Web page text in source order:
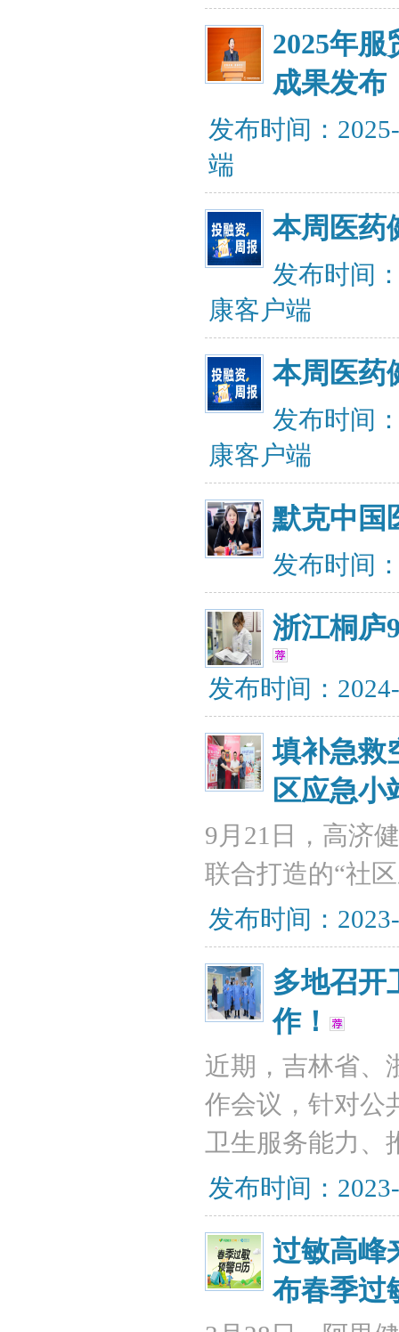
2025年
成果发布
发布时间：
端
本周医药
发布时间
康客户端
本周医药
发布时间
康客户端
默克中国
发布时间
浙江桐庐
发布时间：
填补急救
区应急小
9月21日，高济
联合打造的“社
发布时间：
多地召开
作！
近期，吉林省、
作会议，针对公
卫生服务能力、
发布时间：
过敏高峰
布春季过